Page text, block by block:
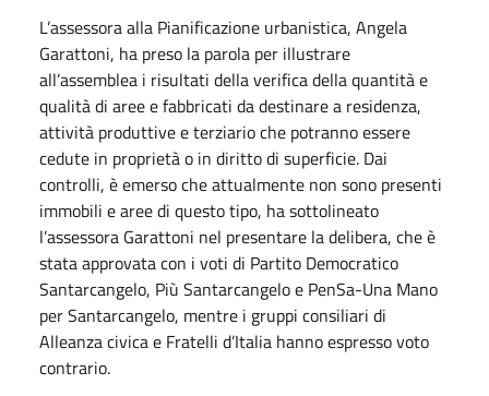
L’assessora alla Pianificazione urbanistica, Angela
Garattoni, ha preso la parola per illustrare
all’assemblea i risultati della verifica della quantità e
qualità di aree e fabbricati da destinare a residenza,
attività produttive e terziario che potranno essere
cedute in proprietà o in diritto di superficie. Dai
controlli, è emerso che attualmente non sono presenti
immobili e aree di questo tipo, ha sottolineato
l’assessora Garattoni nel presentare la delibera, che è
stata approvata con i voti di Partito Democratico
Santarcangelo, Più Santarcangelo e PenSa-Una Mano
per Santarcangelo, mentre i gruppi consiliari di
Alleanza civica e Fratelli d’Italia hanno espresso voto
contrario.